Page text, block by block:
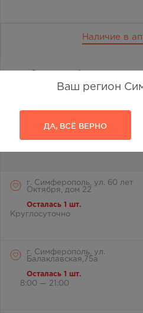
Ваш регион
ДА, ВСЁ ВЕРНО
Наличие в
г. Симферополь, ул. 60 лет
Октября, дом 22
Осталась 1 шт.
Круглосуточно
г. Симферополь, ул.
Балаклавская,75а
Осталась 1 шт.
8:00 — 21:00